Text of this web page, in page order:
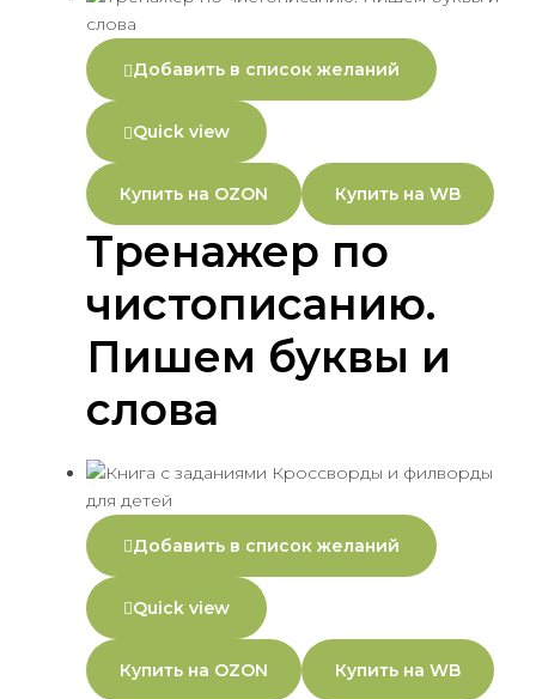
Добавить в список желаний
Quick view
Купить на OZON Купить на WB
Тренажер по
чистописанию.
Пишем буквы и
слова
Добавить в список желаний
Quick view
Купить на OZON Купить на WB